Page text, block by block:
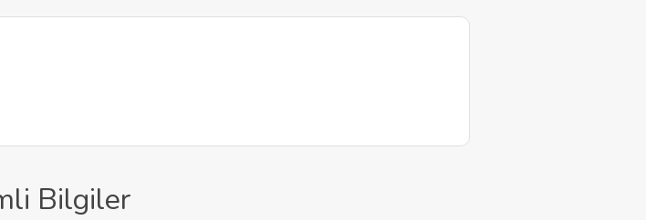
Bilgiler